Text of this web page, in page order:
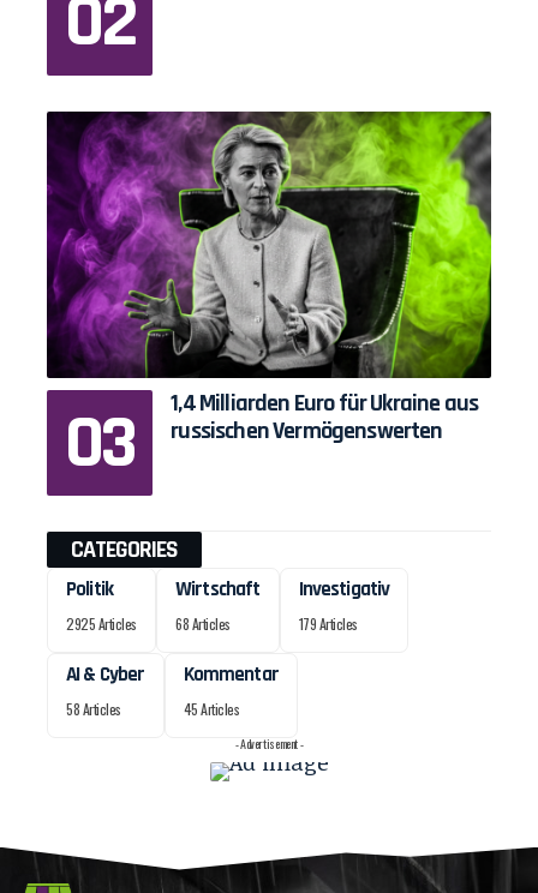
1,4 Milliarden Euro für Ukraine aus
russischen Vermögenswerten
CATEGORIES
Politik
2925 Articles
Wirtschaft
68 Articles
Investigativ
179 Articles
AI & Cyber
58 Articles
Kommentar
45 Articles
- Advertisement -